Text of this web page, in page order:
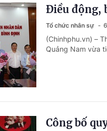
Điều động,
Tổ chức nhân sự
(Chinhphu.vn) –
Quảng Nam vừa
Công bố